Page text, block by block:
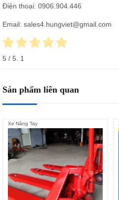
Điện thoại: 0906.904.446
Email: sales4.hungviet@gmail.com
5 / 5. 1
Sản phẩm liên quan
Xe Nâng Tay